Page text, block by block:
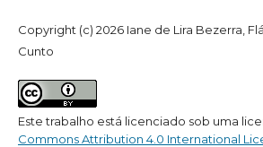
Copyright (c) 2026 Iane de Lira Bezerra,
Cunto
Este trabalho está licenciado sob uma
Commons Attribution 4.0 International